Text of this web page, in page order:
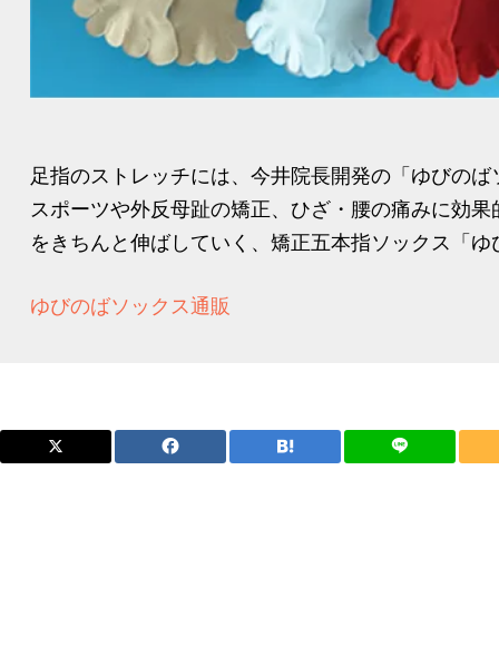
足指のストレッチには、今井院長開発の「ゆびの
スポーツや外反母趾の矯正、ひざ・腰の痛みに効
をきちんと伸ばしていく、矯正五本指ソックス「
ゆびのばソックス通販